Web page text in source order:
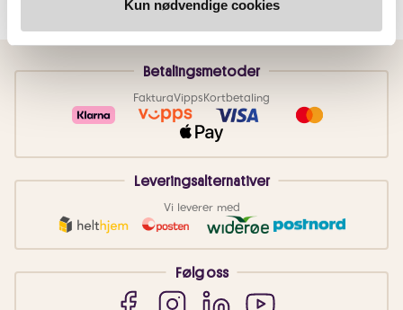
Kun nødvendige cookies
Betalingsmetoder
FakturaVippsKortbetaling
Leveringsalternativer
Vi leverer med
Følg oss